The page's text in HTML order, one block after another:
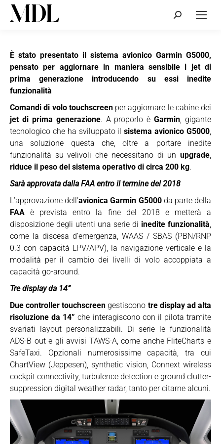
Cerca:
È stato presentato il sistema avionico Garmin G5000,
pensato per aggiornare in maniera sensibile i jet di
prima generazione introducendo su essi inedite
funzionalità
Comandi di volo touchscreenper aggiornare le cabine dei
jet di prima generazione. A proporlo èGarmin, gigante
tecnologico che ha sviluppato ilsistema avionico G5000,
una soluzione questa che, oltre a portare inedite
funzionalità su velivoli che necessitano di un upgrade,
riduce il peso del sistema operativo di circa 200 kg.
Sarà approvata dalla FAA entro il termine del 2018
L’approvazione dell’avionica Garmin G5000da parte della
FAA è prevista entro la fine del 2018 e metterà a
disposizione degli utenti una serie di inedite funzionalità,
come la discesa d’emergenza, WAAS / SBAS (PBN/RNP
0.3 con capacità LPV/APV), la navigazione verticale e la
modalità per il cambio dei livelli di volo accoppiata a
capacità go-around.
Tre display da 14”
Due controller touchscreen gestiscono tre display ad alta
risoluzione da 14” che interagiscono con il pilota tramite
svariati layout personalizzabili. Di serie le funzionalità
ADS-B out e gli avvisi TAWS-A, come anche FliteCharts e
SafeTaxi. Opzionali numerosissime capacità, tra cui
ChartView (Jeppesen), synthetic vision, Connext wireless
cockpit connectivity, turbulence detection e ground clutter-
suppression digital weather radar, tanto per citarne alcuni.